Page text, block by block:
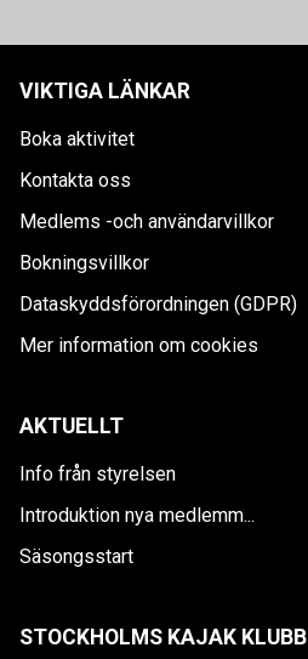
VIKTIGA LÄNKAR
Boka aktivitet
Kontakta oss
Medlems -och användarvillkor
Bokningsvillkor
Dataskyddsförordningen (GDPR)
Mer information om cookies
AKTUELLT
Info från styrelsen
Introduktion nya medlemm...
Säsongsstart
STOCKHOLMS KAJAK KLUBB